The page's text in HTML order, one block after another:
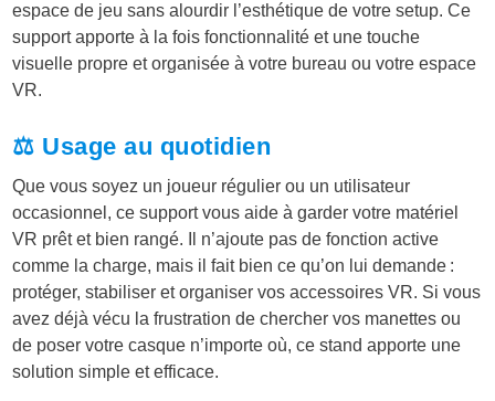
espace de jeu sans alourdir l’esthétique de votre setup. Ce
support apporte à la fois fonctionnalité et une touche
visuelle propre et organisée à votre bureau ou votre espace
VR.
⚖️ Usage au quotidien
Que vous soyez un joueur régulier ou un utilisateur
occasionnel, ce support vous aide à garder votre matériel
VR prêt et bien rangé. Il n’ajoute pas de fonction active
comme la charge, mais il fait bien ce qu’on lui demande :
protéger, stabiliser et organiser vos accessoires VR. Si vous
avez déjà vécu la frustration de chercher vos manettes ou
de poser votre casque n’importe où, ce stand apporte une
solution simple et efficace.